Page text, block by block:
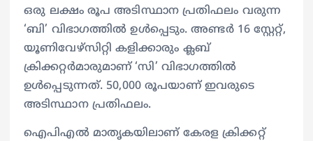
ഒരു ലക്ഷം രൂപ അടിസ്ഥാന പ്രതിഫലം വരുന്ന
‘ബി’ വിഭാഗത്തിൽ ഉൾപ്പെടും. അണ്ടർ 16 സ്റ്റേറ്റ്,
യൂണിവേഴ്‌സിറ്റി കളിക്കാരും ക്ലബ്
ക്രിക്കറ്റർമാരുമാണ് ‘സി’ വിഭാഗത്തില്‍
ഉള്‍പ്പെടുന്നത്. 50,000 രൂപയാണ് ഇവരുടെ
അടിസ്ഥാന പ്രതിഫലം.
ഐപിഎല്‍ മാതൃകയിലാണ് കേരള ക്രിക്കറ്റ്